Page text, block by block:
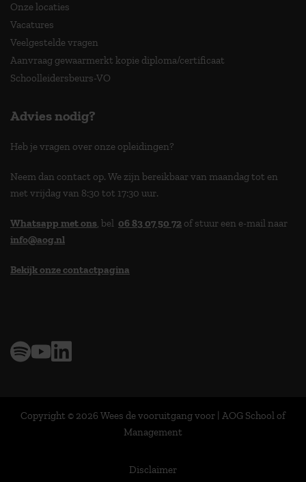
Onze locaties
Vacatures
Veelgestelde vragen
Aanvraag gewaarmerkt kopie diploma/certificaat
Schoolleidersbeurs-VO
Advies nodig?
Heb je vragen over onze opleidingen?
Neem dan contact op. We zijn bereikbaar van maandag tot en
met vrijdag van 8:30 tot 17:30 uur.
Whatsapp met ons, bel 06 83 07 50 72 of stuur een e-mail naar
info@aog.nl
Bekijk onze contactpagina
Copyright © 2026 Wees de vooruitgang voor | AOG School of
Management
Disclaimer